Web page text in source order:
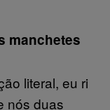
manchetes
literal, eu ri
nós duas